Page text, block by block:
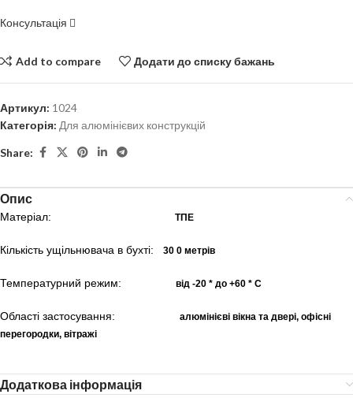
Консультація
Add to compare Додати до списку бажань
Артикул: 1024
Категорія: Для алюмінієвих конструкцій
Share:
Опис
Матеріал: ТПЕ
Кількість ущільнювача в бухті: 30 0 метрів
Температурний режим: від -20 * до +60 * С
Області застосування:
алюмінієві вікна та двері, офісні
перегородки, вітражі
Додаткова інформація